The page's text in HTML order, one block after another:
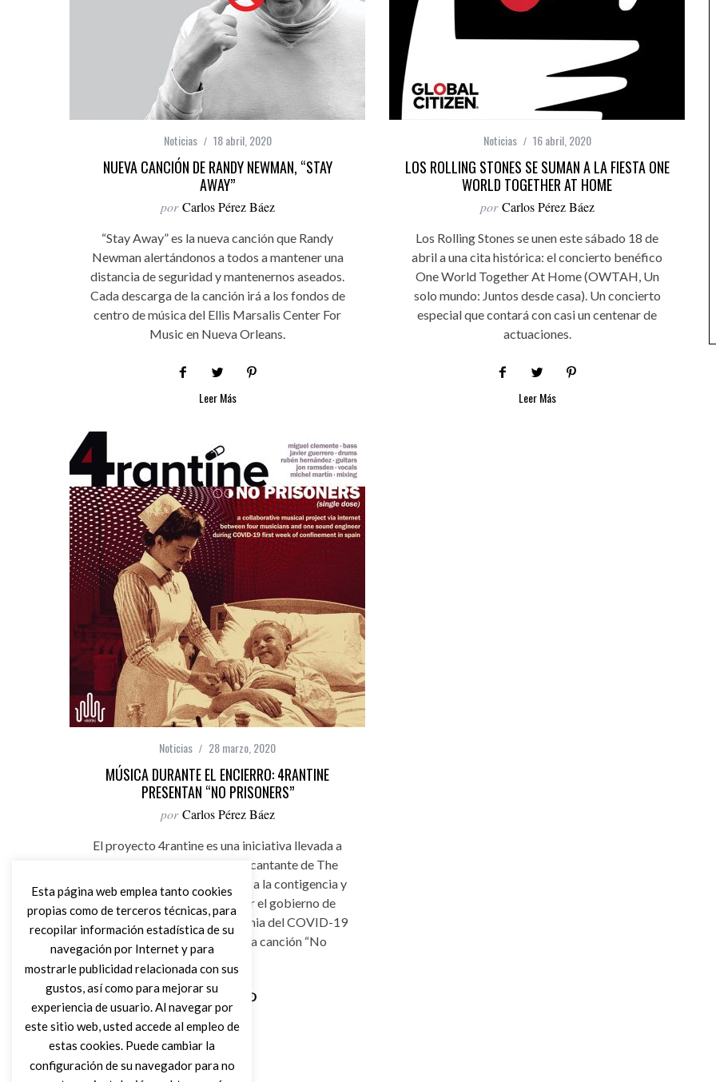
Noticias 18 abril, 2020
NUEVA CANCIÓN DE RANDY NEWMAN, “STAY
AWAY”
por Carlos Pérez Báez
“Stay Away” es la nueva canción que Randy
Newman alertándonos a todos a mantener una
distancia de seguridad y mantenernos aseados.
Cada descarga de la canción irá a los fondos de
centro de música del Ellis Marsalis Center For
Music en Nueva Orleans.
Leer Más
Noticias 16 abril, 2020
LOS ROLLING STONES SE SUMAN A LA FIESTA ONE
WORLD TOGETHER AT HOME
por Carlos Pérez Báez
Los Rolling Stones se unen este sábado 18 de
abril a una cita histórica: el concierto benéfico
One World Together At Home (OWTAH, Un
solo mundo: Juntos desde casa). Un concierto
especial que contará con casi un centenar de
actuaciones.
Leer Más
Noticias 28 marzo, 2020
MÚSICA DURANTE EL ENCIERRO: 4RANTINE
PRESENTAN “NO PRISONERS”
por Carlos Pérez Báez
El proyecto 4rantine es una iniciativa llevada a
cabo por Rubén Hernández cantante de The
Cassavetes que surgió debido a la contigencia y
confinamiento ordenado por el gobierno de
Sánchez exigido por la pandemia del COVID-19
y que dio como resultado la canción “No
prisoners”
Leer Más
Esta página web emplea tanto cookies
propias como de terceros técnicas, para
recopilar información estadística de su
navegación por Internet y para
mostrarle publicidad relacionada con sus
gustos, así como para mejorar su
experiencia de usuario. Al navegar por
este sitio web, usted accede al empleo de
estas cookies. Puede cambiar la
configuración de su navegador para no